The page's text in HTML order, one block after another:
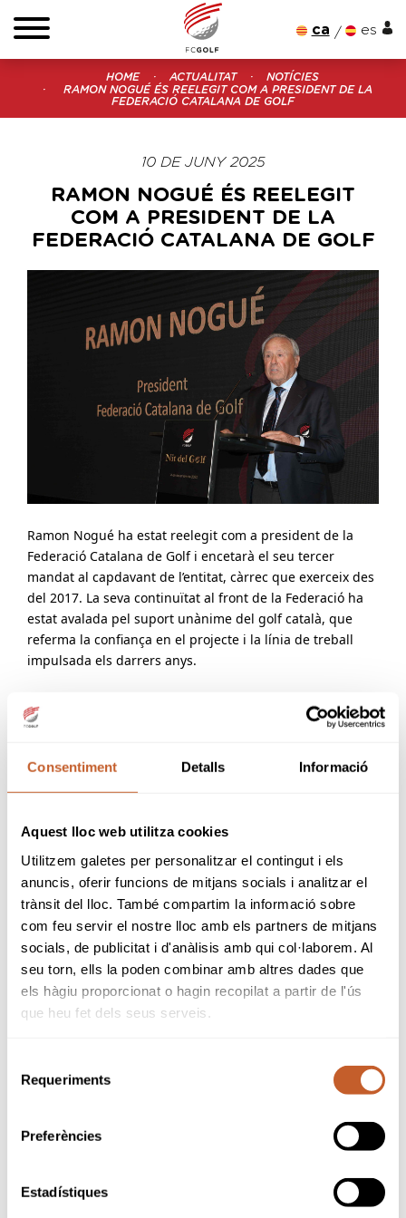
Consentiment Detalls Informació
Aquest lloc web utilitza cookies
Utilitzem galetes per personalitzar el contingut i els
anuncis, oferir funcions de mitjans socials i analitzar el
trànsit del lloc. També compartim la informació sobre
com feu servir el nostre lloc amb els partners de mitjans
socials, de publicitat i d'anàlisis amb qui col·laborem. Al
seu torn, ells la poden combinar amb altres dades que
els hàgiu proporcionat o hagin recopilat a partir de l'ús
que heu fet dels seus serveis.
Requeriments
Preferències
Estadístiques
ca es
HOME ACTUALITAT
NOTÍCIES
RAMON NOGUÉ ÉS REELEGIT COM A PRESIDENT DE LA
FEDERACIÓ CATALANA DE GOLF
10 DE JUNY 2025
RAMON NOGUÉ ÉS REELEGIT
COM A PRESIDENT DE LA
FEDERACIÓ CATALANA DE GOLF
Ramon Nogué ha estat reelegit com a president de la
Federació Catalana de Golf i encetarà el seu tercer
mandat al capdavant de l’entitat, càrrec que exerceix des
del 2017. La seva continuïtat al front de la Federació ha
estat avalada pel suport unànime del golf català, que
referma la confiança en el projecte i la línia de treball
impulsada els darrers anys.
Amb aquesta reelecció, Nogué es consolida com una
figura clau en la consolidació institucional del golf català,
econòmica de la Federació, la gestió eficient dels efectes
federatives arreu del territori.
Ramon Nogué ha expressat el seu compromís i
determinació davant aquest nou període: “Assumeixo
aquest nou mandat amb la mateixa il·lusió i determinació
amb què vam iniciar el camí l’any 2017, amb el
compromís ferm de continuar treballant per consolidar
els objectius marcats i afrontar amb ambició els nous
reptes que s’aniran presentant”.